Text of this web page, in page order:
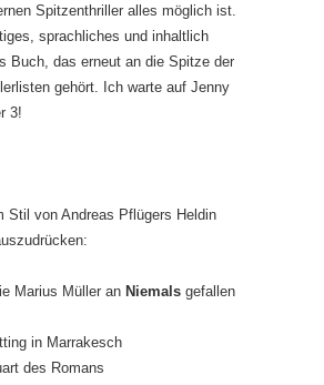
Spitzenthriller alles möglich ist.
sprachliches und inhaltlich
Buch, das erneut an die Spitze der
gehört. Ich warte auf Jenny
3!
Stil von Andreas Pflügers Heldin
Marius Müller an Niemals gefallen
in Marrakesch
des Romans